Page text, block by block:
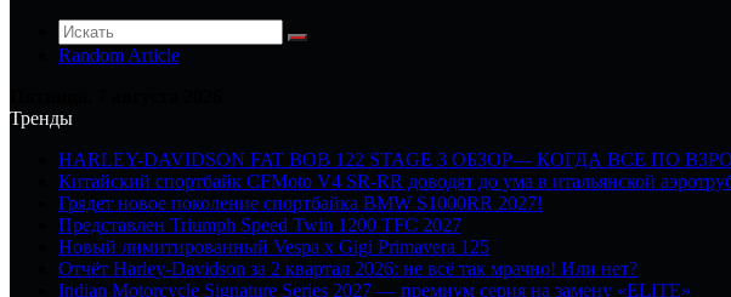
Random Article
Тренды
HARLEY-DAVIDSON FAT BOB 122 STAGE 3 ОБЗОР— КОГДА ВСЕ ПО
Китайский спортбайк CFMoto V4 SR-RR доводят до ума в итальянской
Грядет новое поколение спортбайка BMW S1000RR 2027!
Представлен Triumph Speed Twin 1200 TFC 2027
Новый лимитированный Vespa x Gigi Primavera 125
Отчёт Harley-Davidson за 2 квартал 2026: не всё так мрачно! Или нет?
Indian Motorcycle Signature Series 2027 — премиум серия на замену «ELITE»